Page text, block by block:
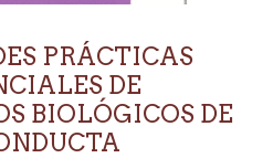
PRÁCTICAS
DE
BIOLÓGICOS DE